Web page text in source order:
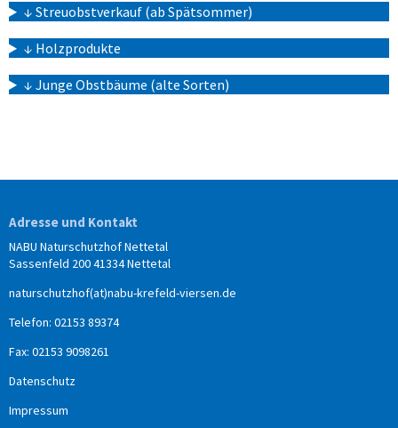
↓ Streuobstverkauf (ab Spätsommer)
↓ Holzprodukte
↓ Junge Obstbäume (alte Sorten)
Adresse und Kontakt
NABU Naturschutzhof Nettetal
Sassenfeld 200 41334 Nettetal
naturschutzhof(at)nabu-krefeld-viersen.de
Telefon: 02153 89374
Fax: 02153 9098261
Datenschutz
Impressum